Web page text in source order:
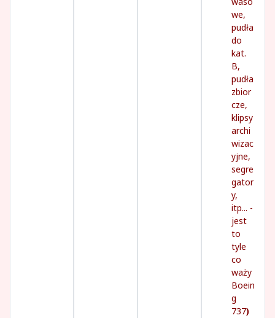
we,
pudła
do
kat.
B,
pudła
zbior
cze,
klipsy
archi
wizac
yjne,
segre
gator
y,
itp... -
jest
to
tyle
co
waży
Boein
g
737)